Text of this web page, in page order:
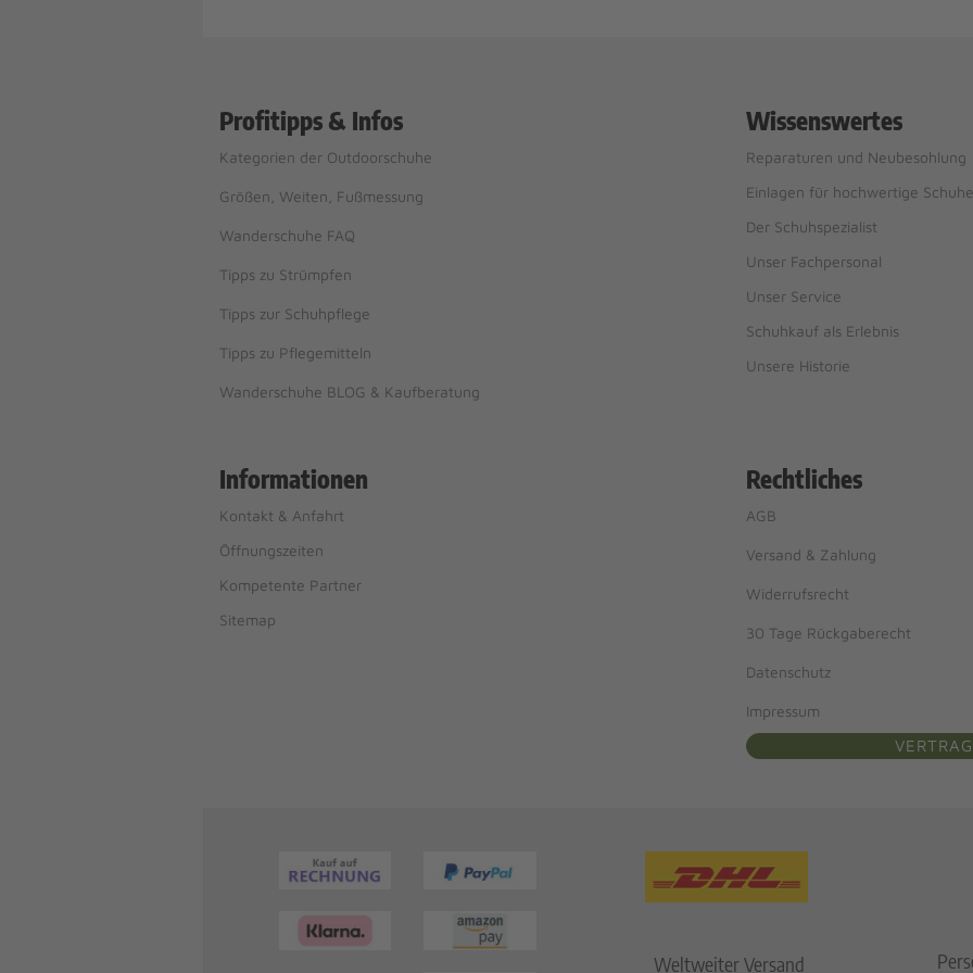
Profitipps & Infos
Kategorien der Outdoorschuhe
Größen, Weiten, Fußmessung
Wanderschuhe FAQ
Tipps zu Strümpfen
Tipps zur Schuhpflege
Tipps zu Pflegemitteln
Wanderschuhe BLOG & Kaufberatung
Wissenswertes
Reparaturen und Neubesohlung
Einlagen für hochwertige Schuhe
Der Schuhspezialist
Unser Fachpersonal
Unser Service
Schuhkauf als Erlebnis
Unsere Historie
Informationen
Kontakt & Anfahrt
Öffnungszeiten
Kompetente Partner
Sitemap
Rechtliches
AGB
Versand & Zahlung
Widerrufsrecht
30 Tage Rückgaberecht
Datenschutz
Impressum
Weltweiter Versand